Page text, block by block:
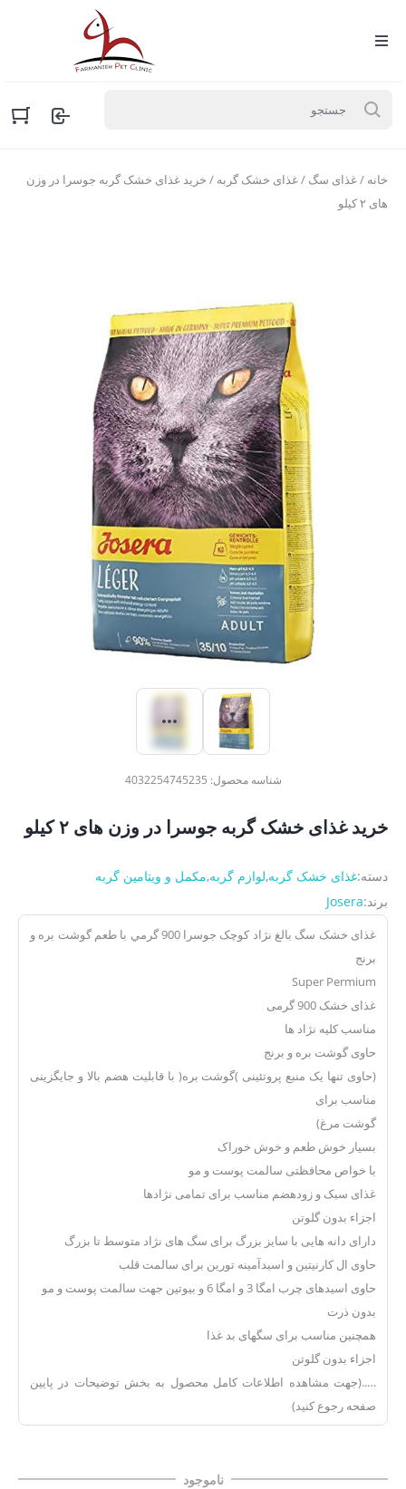
خانه /غذای سگ /غذای خشک گربه / خرید غذای خشک گربه جوسرا در وزن
های ۲ کیلو
شناسه محصول: 4032254745235
خرید غذای خشک گربه جوسرا در وزن های ۲ کیلو
دسته:غذای خشک گربه,لوازم گربه,مکمل و ویتامین گربه
برند:Josera
غذای خشک سگ بالغ نژاد کوچک جوسرا 900 گرمي با طعم گوشت بره و
برنج
Super Permium
غذای خشک 900 گرمی
مناسب کلیه نژاد ها
حاوی گوشت بره و برنج
(حاوی تنها یک منبع پروتئینی )گوشت بره( با قابلیت هضم بالا و جایگزینی
مناسب برای
گوشت مرغ)
بسیار خوش طعم و خوش خوراک
با خواص محافظتی سالمت پوست و مو
غذای سبک و زودهضم مناسب برای تمامی نژادها
اجزاء بدون گلوتن
دارای دانه هایی با سایز بزرگ برای سگ های نژاد متوسط تا بزرگ
حاوی ال کارنیتین و اسیدآمینه تورین برای سالمت قلب
حاوی اسیدهای چرب امگا 3 و امگا 6 و بیوتین جهت سالمت پوست و مو
بدون ذرت
همچنین مناسب برای سگهای بد غذا
اجزاء بدون گلوتن
…..(جهت مشاهده اطلاعات کامل محصول به بخش توضیحات در پایین
صفحه رجوع کنید)
ناموجود